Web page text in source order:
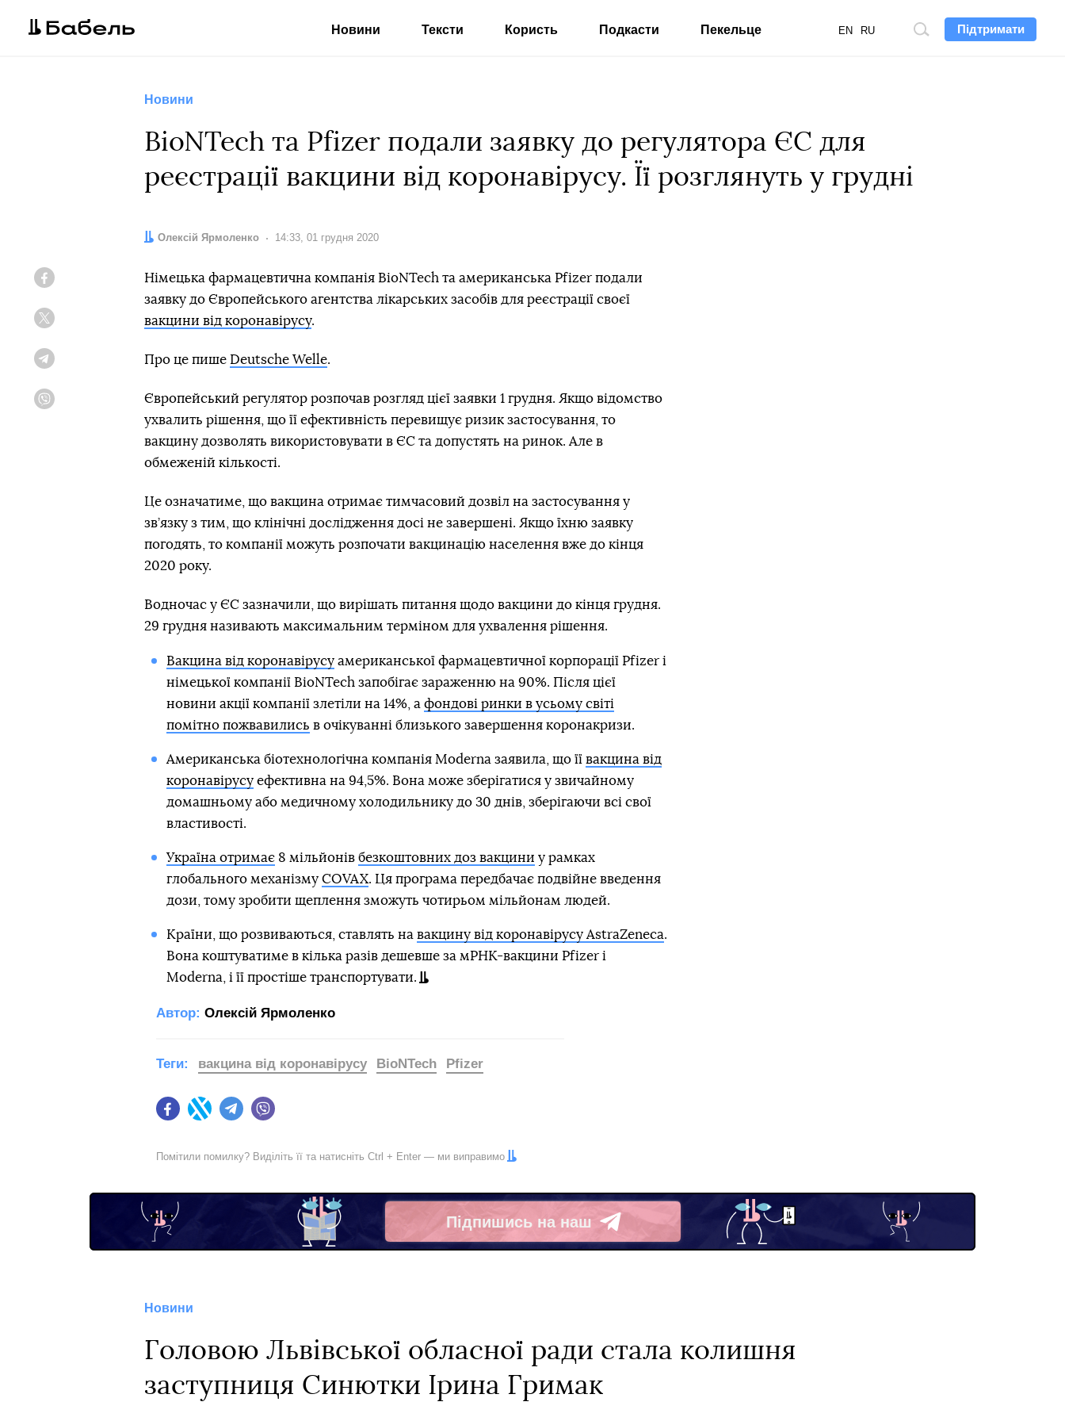
Підтримати
Пошук
EN RU
Новини Тексти Користь Подкасти Пекельце
Новини
BioNTech та Pfizer подали заявку до регулятора ЄС для
реєстрації вакцини від коронавірусу. Її розглянуть у грудні
Автор:
Олексій Ярмоленко Дата:
14:33, 01 грудня 2020
Німецька фармацевтична компанія BioNTech та американська Pfizer подали
заявку до Європейського агентства лікарських засобів для реєстрації своєї
вакцини від коронавірусу.
Про це пише Deutsche Welle.
Європейський регулятор розпочав розгляд цієї заявки 1 грудня. Якщо відомство
ухвалить рішення, що її ефективність перевищує ризик застосування, то
вакцину дозволять використовувати в ЄС та допустять на ринок. Але в
обмеженій кількості.
Це означатиме, що вакцина отримає тимчасовий дозвіл на застосування у
зв’язку з тим, що клінічні дослідження досі не завершені. Якщо їхню заявку
погодять, то компанії можуть розпочати вакцинацію населення вже до кінця
2020 року.
Водночас у ЄС зазначили, що вирішать питання щодо вакцини до кінця грудня.
29 грудня називають максимальним терміном для ухвалення рішення.
Вакцина від коронавірусуамериканської фармацевтичної корпорації Pfizer і
німецької компанії BioNTech запобігає зараженню на 90%. Після цієї
новини акції компанії злетіли на 14%, а фондові ринки в усьому світі
помітно пожвавились в очікуванні близького завершення коронакризи.
Американська біотехнологічна компанія Moderna заявила, що її вакцина від
коронавірусуефективна на 94,5%. Вона може зберігатися у звичайному
домашньому або медичному холодильнику до 30 днів, зберігаючи всі свої
властивості.
Україна отримає8 мільйонів безкоштовних доз вакцини у рамках
глобального механізму COVAX. Ця програма передбачає подвійне введення
дози, тому зробити щеплення зможуть чотирьом мільйонам людей.
Країни, що розвиваються, ставлять на вакцину від коронавірусу AstraZeneca.
Вона коштуватиме в кілька разів дешевше за мРНК-вакцини Pfizer і
Moderna, і її простіше транспортувати.
Автор: Олексій Ярмоленко
FacebookTwitter Telegram
Теги: вакцина від коронавірусу BioNTech Pfizer
Помітили помилку? Виділіть її та натисніть Ctrl + Enter — ми виправимо
Підпишись на наш
Telegram
Новини
Головою Львівської обласної ради стала колишня
заступниця Синютки Ірина Гримак